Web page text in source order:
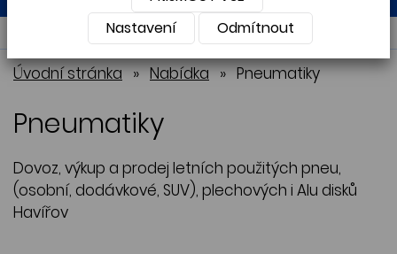
NABÍDKA
Úvodní stránka » Nabídka » Pneumatiky
Pneumatiky
Dovoz, výkup a prodej letních použitých pneu,
(osobní, dodávkové, SUV), plechových i Alu disků
Havířov
Nastavení
Odmítnout